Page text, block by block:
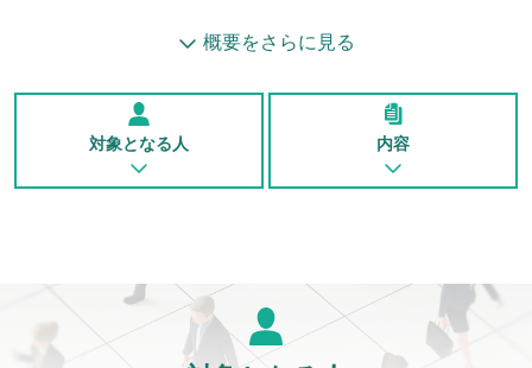
概要をさらに見る
対象となる人 内容